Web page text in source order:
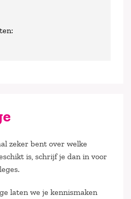
zeker bent over welke
is, schrijf je dan in voor
laten we je kennismaken